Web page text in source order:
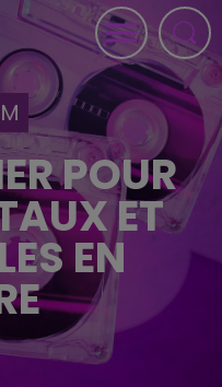
POUR
ET
EN